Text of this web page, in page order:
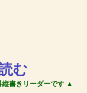
む
書きリーダーです ▲